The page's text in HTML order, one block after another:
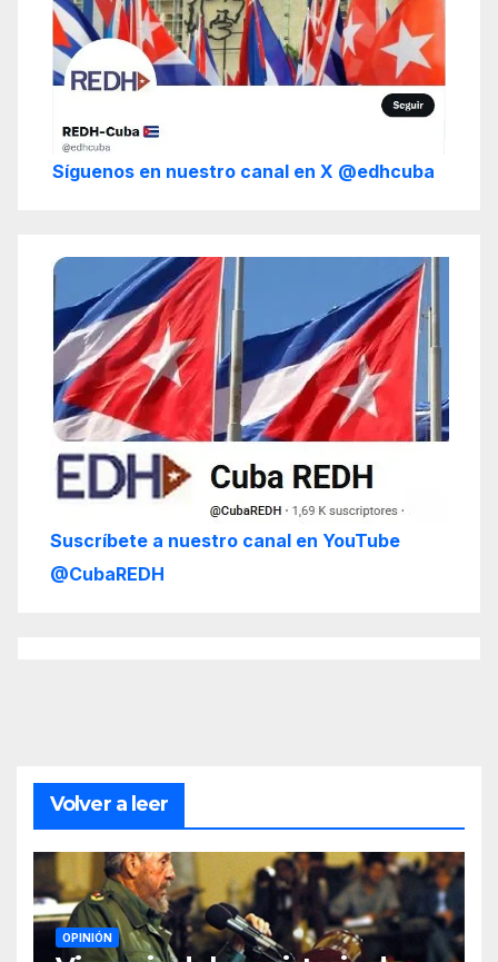
Síguenos en nuestro canal en X @edhcuba
Suscríbete a nuestro canal en YouTube
@CubaREDH
Volver a leer
OPINIÓN